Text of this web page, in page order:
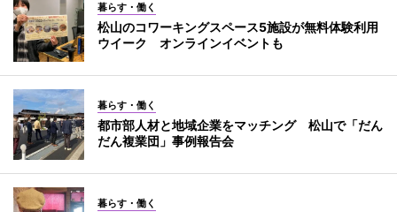
暮らす・働く
松山のコワーキングスペース5施設が無料体験利用
ウイーク オンラインイベントも
暮らす・働く
都市部人材と地域企業をマッチング 松山で「だん
だん複業団」事例報告会
暮らす・働く